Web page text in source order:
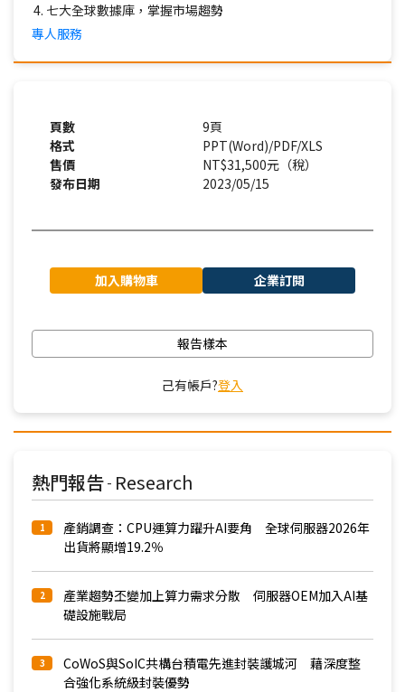
七大全球數據庫，掌握市場趨勢
專人服務
頁數
9頁
格式
PPT(Word)/PDF/XLS
售價
NT$31,500元（稅）
發布日期
2023/05/15
加入購物車 企業訂閱
報告樣本
己有帳戶?登入
熱門報告 - Research
1
產銷調查：CPU運算力躍升AI要角 全球伺服器2026年
出貨將顯增19.2％
2
產業趨勢丕變加上算力需求分散 伺服器OEM加入AI基
礎設施戰局
3
CoWoS與SoIC共構台積電先進封裝護城河 藉深度整
合強化系統級封裝優勢